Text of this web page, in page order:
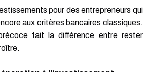
pour des entrepreneurs qui
aux critères bancaires classiques.
fait la différence entre rester